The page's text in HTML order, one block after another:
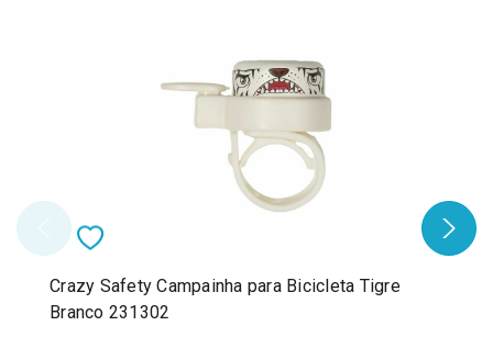
Crazy Safety Campainha para Bicicleta Tigre
Branco 231302